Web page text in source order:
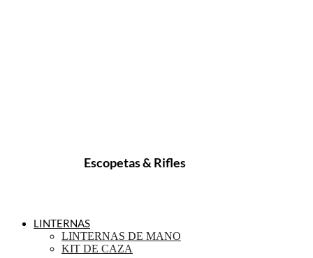
Escopetas & Rifles
LINTERNAS
LINTERNAS DE MANO
KIT DE CAZA